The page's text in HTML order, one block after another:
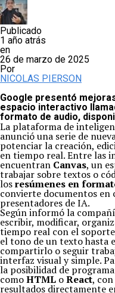
Publicado
1 año atrás
en
26 de marzo de 2025
Por
NICOLAS PIERSON
Google presentó
espacio interactivo
formato de audio,
La plataforma de
anunció una serie de
potenciar la creación,
en tiempo real. Entre las
encuentran Canvas, un
trabajar sobre textos o
losresúmenes en
convierte documentos en
presentadores de IA.
Según informó la
escribir, modificar,
tiempo real con el
el tono de un texto hasta
compartirlo o seguir
interfaz visual y simple.
la posibilidad de
comoHTML oReact,
resultados directamente